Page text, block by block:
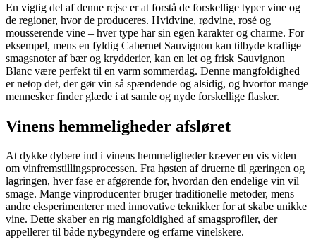
En vigtig del af denne rejse er at forstå de forskellige typer vine og
de regioner, hvor de produceres. Hvidvine, rødvine, rosé og
mousserende vine – hver type har sin egen karakter og charme. For
eksempel, mens en fyldig Cabernet Sauvignon kan tilbyde kraftige
smagsnoter af bær og krydderier, kan en let og frisk Sauvignon
Blanc være perfekt til en varm sommerdag. Denne mangfoldighed
er netop det, der gør vin så spændende og alsidig, og hvorfor mange
mennesker finder glæde i at samle og nyde forskellige flasker.
Vinens hemmeligheder afsløret
At dykke dybere ind i vinens hemmeligheder kræver en vis viden
om vinfremstillingsprocessen. Fra høsten af druerne til gæringen og
lagringen, hver fase er afgørende for, hvordan den endelige vin vil
smage. Mange vinproducenter bruger traditionelle metoder, mens
andre eksperimenterer med innovative teknikker for at skabe unikke
vine. Dette skaber en rig mangfoldighed af smagsprofiler, der
appellerer til både nybegyndere og erfarne vinelskere.